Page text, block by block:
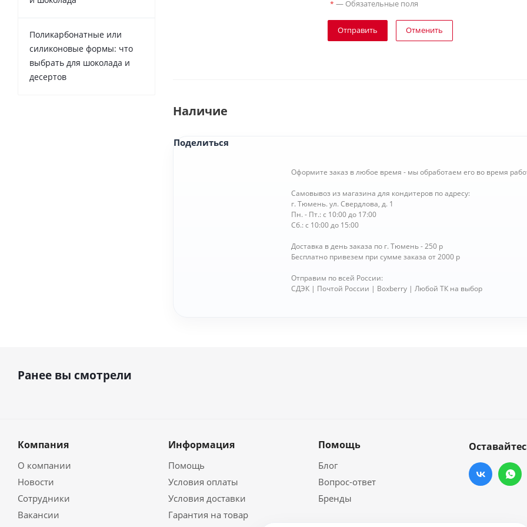
* — Обязательные поля
Отправить Отменить
Наличие
Поделиться
Оформите заказ в любое время - мы обработаем его во время
Самовывоз из магазина для кондитеров по адресу:
г. Тюмень. ул. Свердлова, д. 1
Пн. - Пт.: с 10:00 до 17:00
Сб.: с 10:00 до 15:00
Доставка в день заказа по г. Тюмень - 250 р
Бесплатно привезем при сумме заказа от 2000 р
Отправим по всей России:
СДЭК | Почтой России | Boxberry | Любой ТК на выбор
Поликарбонатные или
силиконовые формы: что
выбрать для шоколада и
десертов
Ранее вы смотрели
Компания
О компании
Новости
Сотрудники
Вакансии
Информация
Помощь
Условия оплаты
Условия доставки
Гарантия на товар
Помощь
Блог
Вопрос-ответ
Бренды